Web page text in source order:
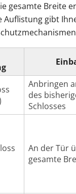
gesamte Breite
Auflistung gibt
Anbringen
des
Schlosses
An der Tür
gesamte